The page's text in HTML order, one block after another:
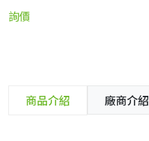
詢價
商品介紹 廠商介紹